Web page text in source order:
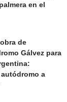
en el
de
Gálvez para
a